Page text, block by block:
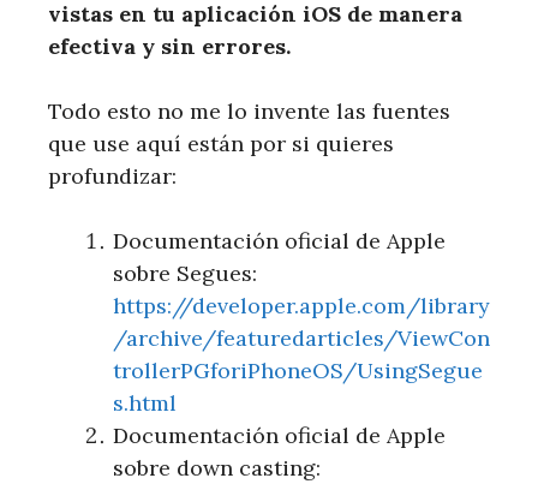
vistas en tu aplicación iOS de manera
efectiva y sin errores.
Todo esto no me lo invente las fuentes
que use aquí están por si quieres
profundizar:
Documentación oficial de Apple
sobre Segues:
https://developer.apple.com/library
/archive/featuredarticles/ViewCon
trollerPGforiPhoneOS/UsingSegue
s.html
Documentación oficial de Apple
sobre down casting: